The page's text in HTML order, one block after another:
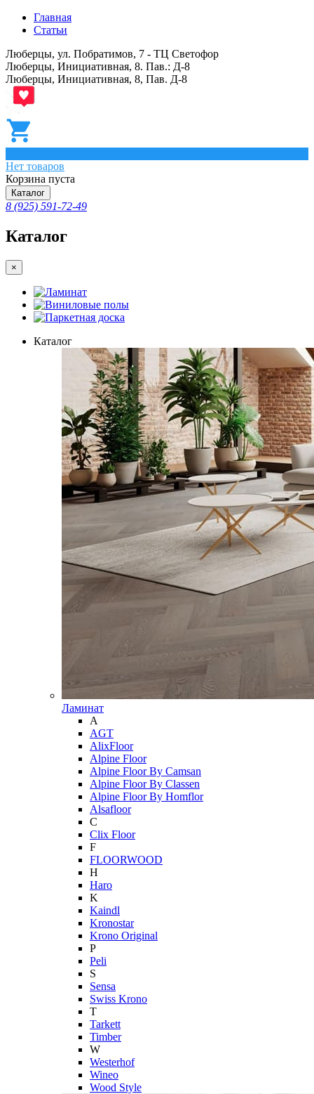
Главная
Статьи
Люберцы, ул. Побратимов, 7 - ТЦ Светофор
Люберцы, Инициативная, 8. Пав.: Д-8
Люберцы, Инициативная, 8, Пав. Д-8
Нет товаров
Корзина пуста
Каталог
8 (925) 591-72-49
Каталог
×
Ламинат
Виниловые полы
Паркетная доска
Каталог
Ламинат
A
AGT
AlixFloor
Alpine Floor
Alpine Floor By Camsan
Alpine Floor By Classen
Alpine Floor By Homflor
Alsafloor
C
Clix Floor
F
FLOORWOOD
H
Haro
K
Kaindl
Kronostar
Krono Original
P
Peli
S
Sensa
Swiss Krono
T
Tarkett
Timber
W
Westerhof
Wineo
Wood Style